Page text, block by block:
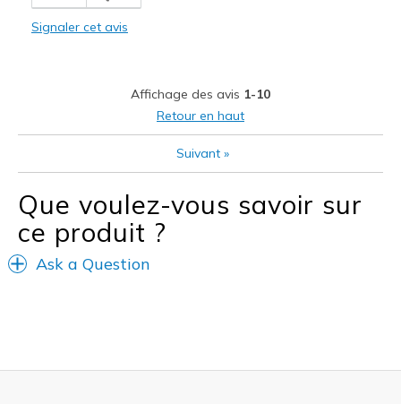
Les meilleures utilisations
Feels true to width
Feels true to size
View On Shoes
Shoes are for Wearing
Signaler cet avis
Affichage des avis 1-10
Retour en haut
Suivant »
Que voulez-vous savoir sur
ce produit ?
Ask a Question